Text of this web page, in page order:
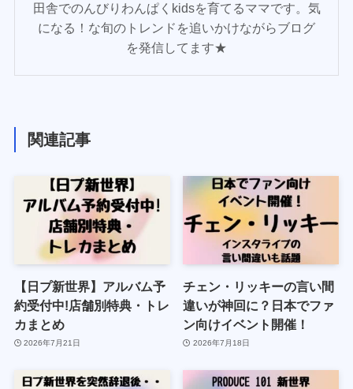
田舎でのんびりわんぱくkidsを育てるママです。気
になる！な旬のトレンドを追いかけながらブログ
を発信してます★
関連記事
【日プ新世界】アルバム予
約受付中!店舗別特典・トレ
カまとめ
2026年7月21日
チェン・リッキーの言い間
違いが神回に？日本でファ
ン向けイベント開催！
2026年7月18日